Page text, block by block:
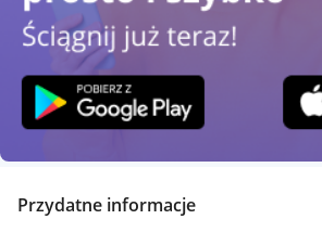
Przydatne informacje